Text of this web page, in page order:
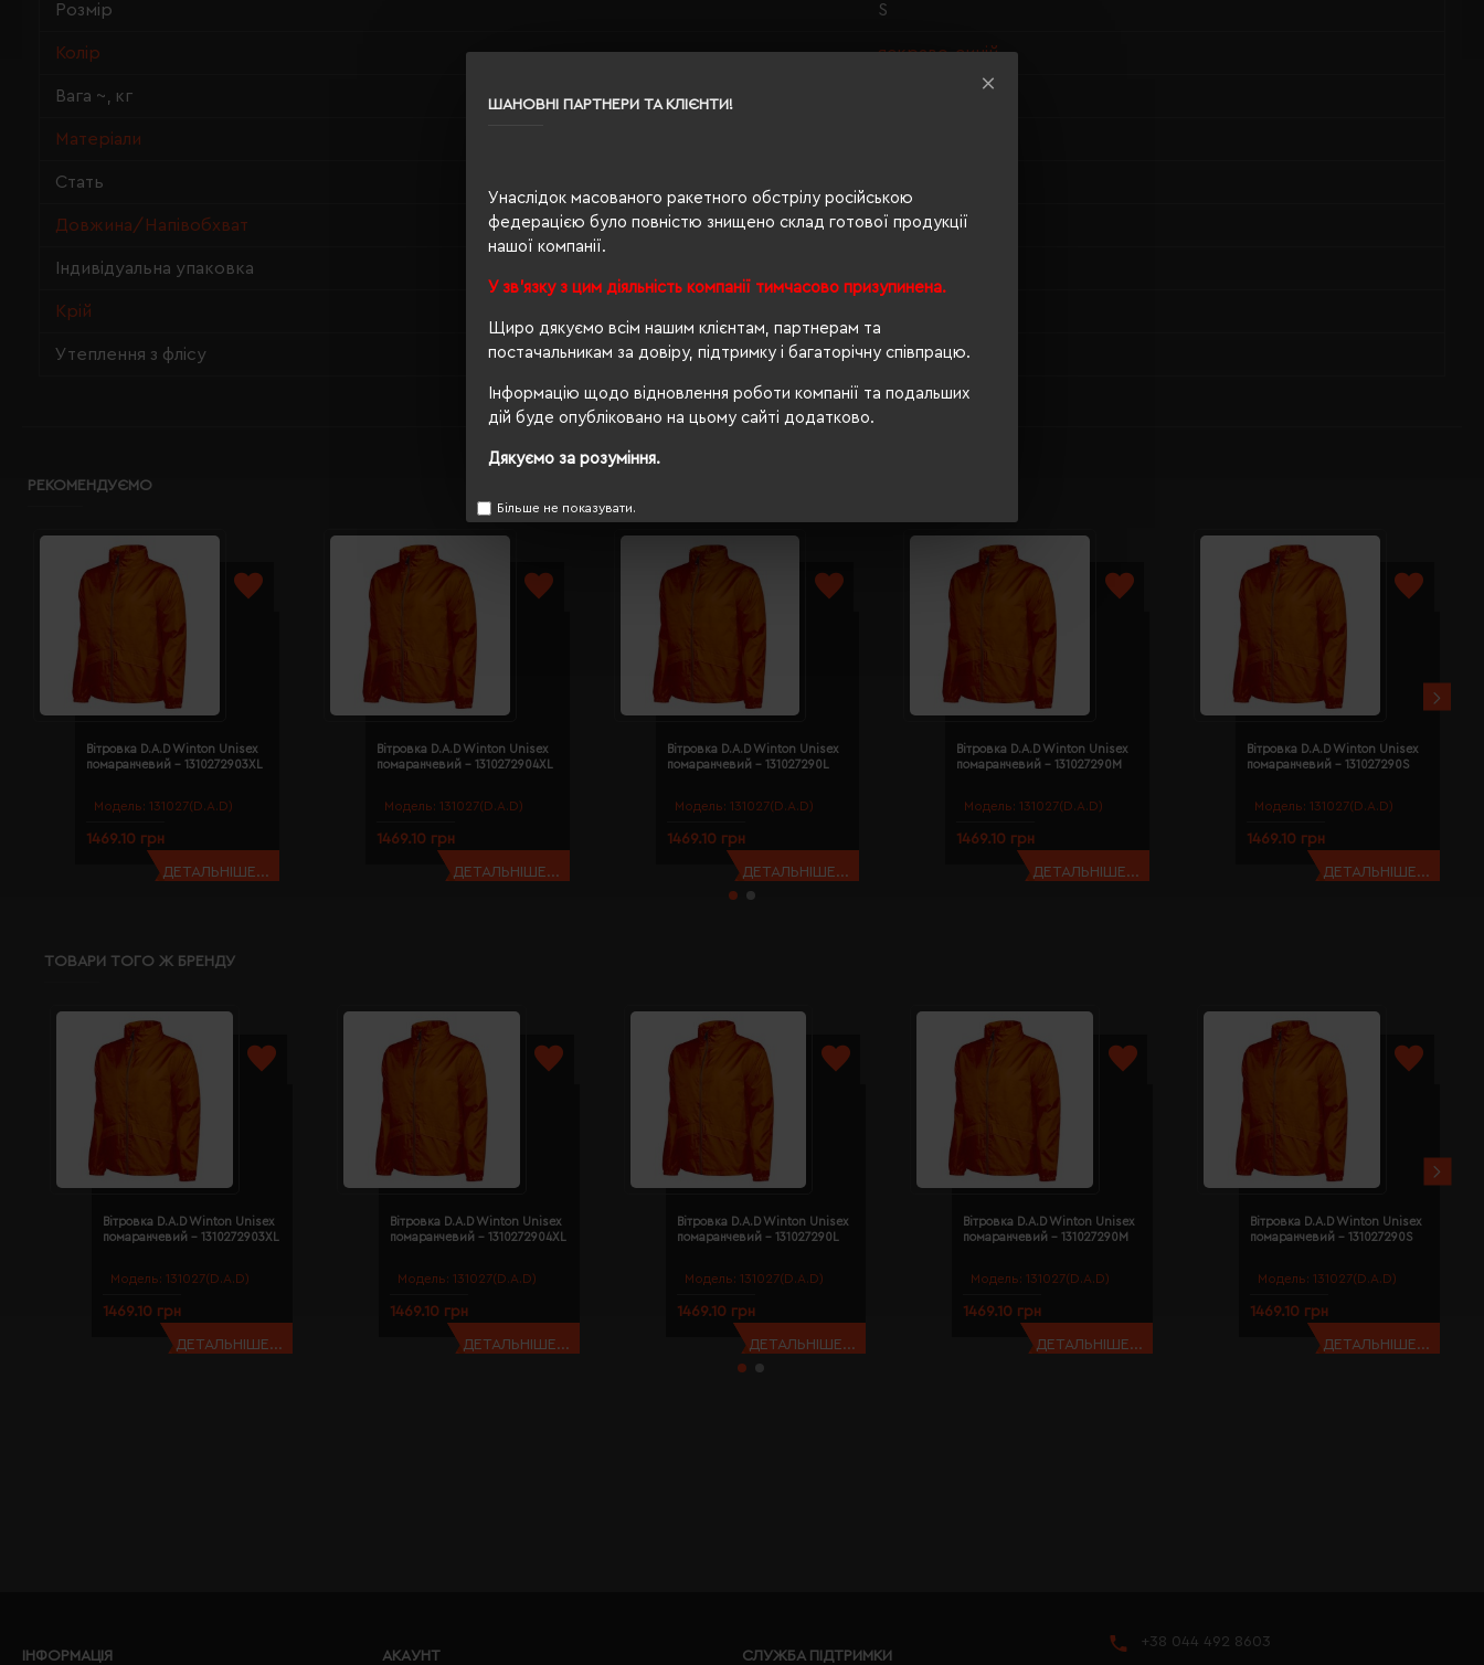
ШАНОВНІ ПАРТНЕРИ ТА КЛІЄНТИ!
Унаслідок масованого ракетного обстрілу російською
федерацією було повністю знищено склад готової продукції
нашої компанії.
У зв'язку з цим діяльність компанії тимчасово призупинена.
Щиро дякуємо всім нашим клієнтам, партнерам та
постачальникам за довіру, підтримку і багаторічну співпрацю.
Інформацію щодо відновлення роботи компанії та подальших
дій буде опубліковано на цьому сайті додатково.
Дякуємо за розуміння.
Більше не показувати.
Розмір S
Колір яскраво-синій
Вага ~, кг
Матеріали
Стать
Довжина/Напівобхват 65/49
Індивідуальна упаковка
Крій
Утеплення з флісу ні
РЕКОМЕНДУЄМО
Модель: 131027(D.A.D)
Вітровка D.A.D Winton Unisex
помаранчевий - 1310272903XL
1469.10 грн
ДЕТАЛЬНІШЕ...
Модель: 131027(D.A.D)
Вітровка D.A.D Winton Unisex
помаранчевий - 1310272904XL
1469.10 грн
ДЕТАЛЬНІШЕ...
Модель: 131027(D.A.D)
Вітровка D.A.D Winton Unisex
помаранчевий - 131027290L
1469.10 грн
ДЕТАЛЬНІШЕ...
Модель: 131027(D.A.D)
Вітровка D.A.D Winton Unisex
помаранчевий - 131027290M
1469.10 грн
ДЕТАЛЬНІШЕ...
Модель: 131027(D.A.D)
Вітровка D.A.D Winton Unisex
помаранчевий - 131027290S
1469.10 грн
ДЕТАЛЬНІШЕ...
ТОВАРИ ТОГО Ж БРЕНДУ
Модель: 131027(D.A.D)
Вітровка D.A.D Winton Unisex
помаранчевий - 1310272903XL
1469.10 грн
ДЕТАЛЬНІШЕ...
Модель: 131027(D.A.D)
Вітровка D.A.D Winton Unisex
помаранчевий - 1310272904XL
1469.10 грн
ДЕТАЛЬНІШЕ...
Модель: 131027(D.A.D)
Вітровка D.A.D Winton Unisex
помаранчевий - 131027290L
1469.10 грн
ДЕТАЛЬНІШЕ...
Модель: 131027(D.A.D)
Вітровка D.A.D Winton Unisex
помаранчевий - 131027290M
1469.10 грн
ДЕТАЛЬНІШЕ...
Модель: 131027(D.A.D)
Вітровка D.A.D Winton Unisex
помаранчевий - 131027290S
1469.10 грн
ДЕТАЛЬНІШЕ...
ІНФОРМАЦІЯ АКАУНТ СЛУЖБА ПІДТРИМКИ
+38 044 492 8603